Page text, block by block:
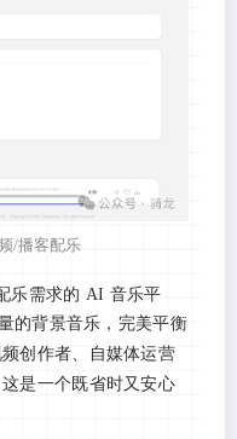
/播客配乐
乐需求的 AI 音乐平
的背景音乐，完美平衡
创作者、自媒体运营
是一个既省时又安心